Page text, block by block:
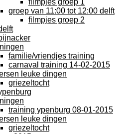
filmpjes groep 1
groep van 11:00 tot 12:00 delft
filmpjes groep 2
familie/vriendjes training
carnaval training 14-02-2015
leuke dingen
griezeltocht
training ypenburg 08-01-2015
leuke dingen
griezeltocht